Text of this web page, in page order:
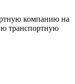
компанию на
транспортную